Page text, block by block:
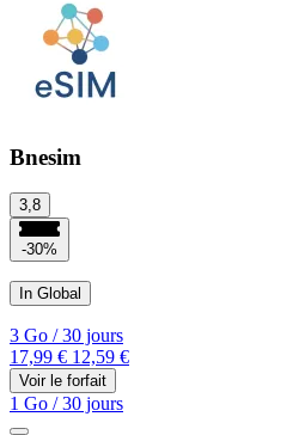
Bnesim
3,8
-30%
In Global
3 Go /30 jours
17,99 € 12,59 €
Voir le forfait
1 Go /30 jours